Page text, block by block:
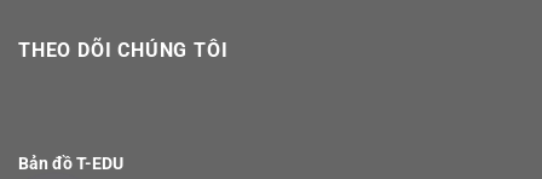
THEO DÕI CHÚNG TÔI
Bản đồ T-EDU